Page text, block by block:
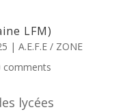
LFM)
| A.E.F.E / ZONE
comments
lycées